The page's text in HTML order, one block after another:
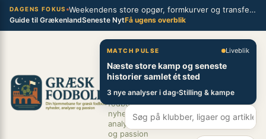
Spring
DAGENS FOKUS Weekendens store opgør, formkurver og transferblik fra græsk fodbold
Guide til GrækenlandSeneste NytFå ugens overblik
Græsk Fodbold
Din
hjemmebane
for græsk
fodbold –
nyheder,
analyser
og passion
MATCH PULSE Liveblik
Næste store kamp og seneste
historier samlet ét sted
3 nye analyser i dag Stilling & kampe